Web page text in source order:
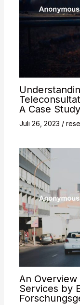
A Case Study
Juli 26, 2023 /
An
Services by